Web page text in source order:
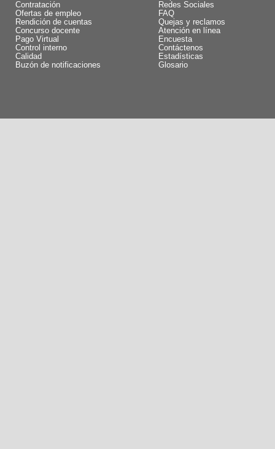
Contratación
Ofertas de empleo
Rendición de cuentas
Concurso docente
Pago Virtual
Control interno
Calidad
Buzón de notificaciones
Redes Sociales
FAQ
Quejas y reclamos
Atención en línea
Encuesta
Contáctenos
Estadísticas
Glosario